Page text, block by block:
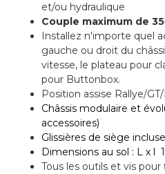
et/ou hydraulique
Couple maximum de
Installez n'importe quel
gauche ou droit du
vitesse, le plateau pour
pour Buttonbox.
Position assise Rallye/
Châssis modulaire et
accessoires)
Glissières de siège
Dimensions au sol : L x l
Tous les outils et vis